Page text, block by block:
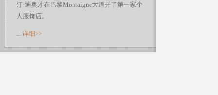
汀·迪奥才在巴黎Montaigne大道开了第一家个
人服饰店。
... 详细>>